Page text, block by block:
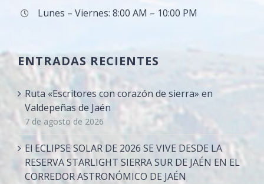
Lunes – Viernes: 8:00 AM – 10:00 PM
ENTRADAS RECIENTES
Ruta «Escritores con corazón de sierra» en
Valdepeñas de Jaén
7 de agosto de 2026
El ECLIPSE SOLAR DE 2026 SE VIVE DESDE LA
RESERVA STARLIGHT SIERRA SUR DE JAÉN EN EL
CORREDOR ASTRONÓMICO DE JAÉN